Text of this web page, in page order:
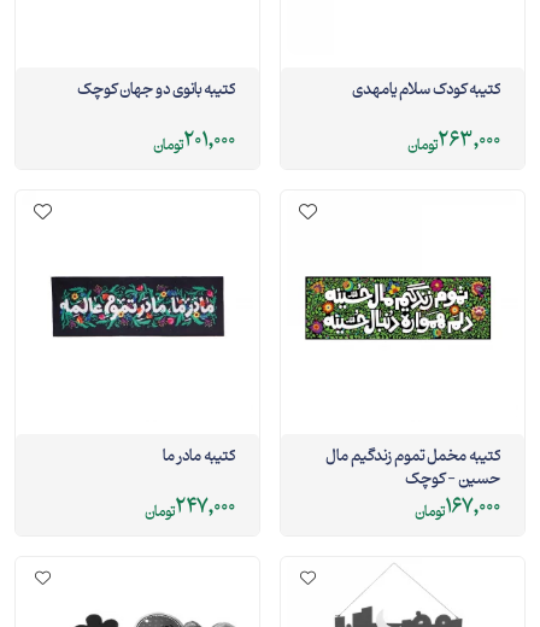
کتیبه کودک سلام یامهدی
263,000تومان
کتیبه بانوی دو جهان کوچک
201,000تومان
کتیبه مخمل تموم زندگیم مال
حسین - کوچک
167,000تومان
کتیبه مادر ما
247,000تومان